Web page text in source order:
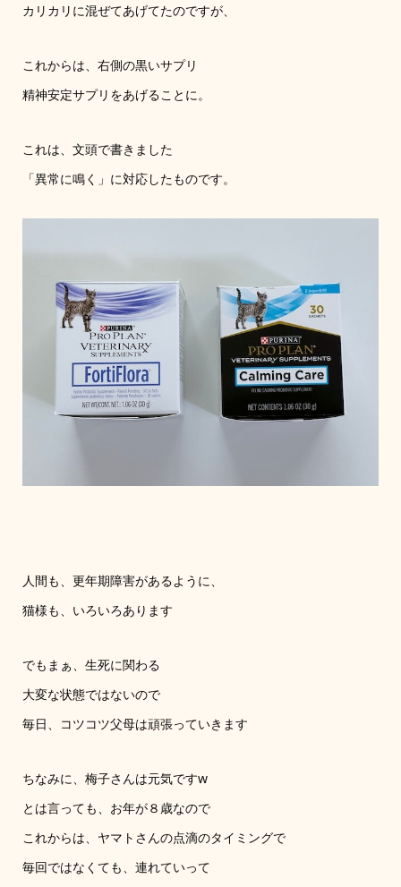
カリカリに混ぜてあげてたのですが、
これからは、右側の黒いサプリ
精神安定サプリをあげることに。
これは、文頭で書きました
「異常に鳴く」に対応したものです。
人間も、更年期障害があるように、
猫様も、いろいろあります
でもまぁ、生死に関わる
大変な状態ではないので
毎日、コツコツ父母は頑張っていきます
ちなみに、梅子さんは元気ですw
とは言っても、お年が８歳なので
これからは、ヤマトさんの点滴のタイミングで
毎回ではなくても、連れていって